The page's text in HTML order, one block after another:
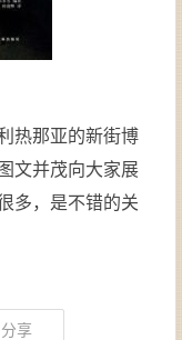
热那亚的新街博
文并茂向大家展
多，是不错的关
分享